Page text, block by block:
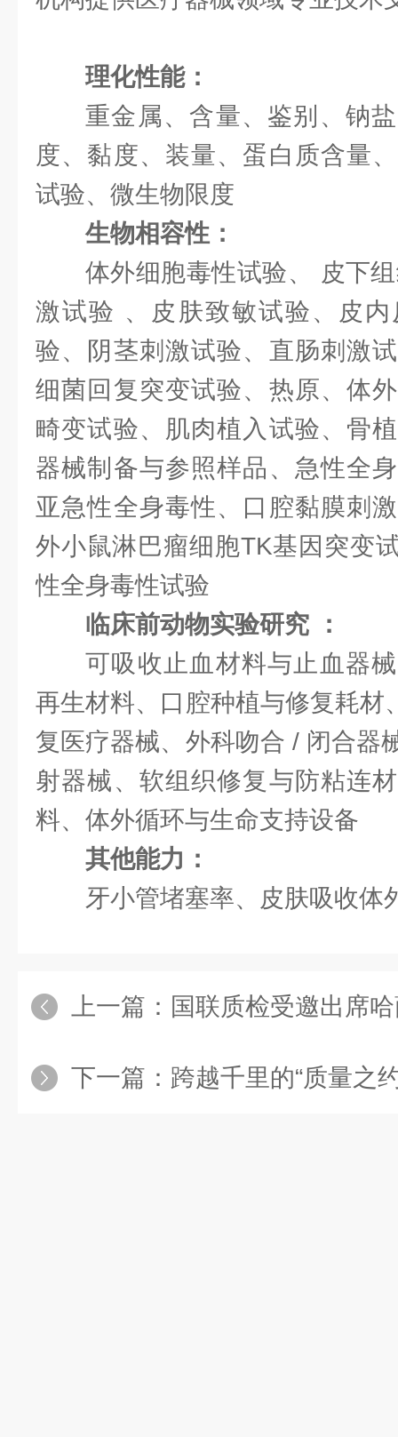
理化性能：
重金属、含量、鉴别、钠
度、黏度、装量、蛋白质含量
试验、微生物限度
生物相容性：
体外细胞毒性试验、 皮下
激试验 、皮肤致敏试验、皮
验、阴茎刺激试验、直肠刺激
细菌回复突变试验、热原、体
畸变试验、肌肉植入试验、骨
器械制备与参照样品、急性全
亚急性全身毒性、口腔黏膜刺
外小鼠淋巴瘤细胞TK基因突变
性全身毒性试验
临床前动物实验研究 ：
可吸收止血材料与止血器
再生材料、口腔种植与修复耗材
复医疗器械、外科吻合 / 闭合器
射器械、软组织修复与防粘连
料、体外循环与生命支持设备
其他能力：
牙小管堵塞率、皮肤吸收体
上一篇： 国联质检受邀出席哈萨克
下一篇： 跨越千里的“质量之约”：江阴公用事业集团董事长陈